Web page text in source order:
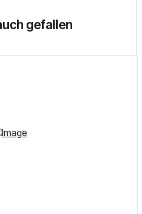
gefallen